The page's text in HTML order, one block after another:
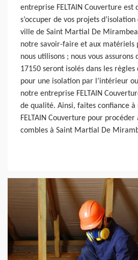
entreprise FELTAIN Couverture est
s’occuper de vos projets
ville de Saint Martial De
notre savoir-faire et aux matériels
nous utilisons ; nous vous assurons
17150 seront isolés dans les règles
pour une isolation par l’intérieur
notre entreprise FELTAIN
de qualité. Ainsi, faites confiance
FELTAIN Couverture pour procéder
combles à Saint Martial De